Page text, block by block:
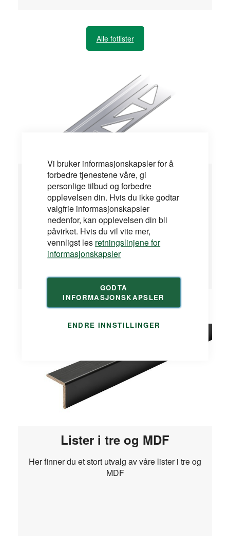
Vi bruker informasjonskapsler for å
forbedre tjenestene våre, gi
personlige tilbud og forbedre
opplevelsen din. Hvis du ikke godtar
valgfrie informasjonskapsler
nedenfor, kan opplevelsen din bli
påvirket. Hvis du vil vite mer,
vennligst les retningslinjene for
informasjonskapsler
GODTA
INFORMASJONSKAPSLER
ENDRE INNSTILLINGER
Alle fotlister
Flislister
Kvartrunde lister av aliminium eller plast for å
beskytte utsatte kanter og hjørner, samt dekorasjon
ved innstallering av keramiske fliser. Listens
stansede del trykkes fast i flislimet, og deretter
legges flisene med normal fugeavstand mot listen
og fuges på vanlig måte. Flislistene finnes i en
og 12,5 mm.
Alle flislister
Lister i tre og MDF
Her finner du et stort utvalg av våre lister i tre og
MDF